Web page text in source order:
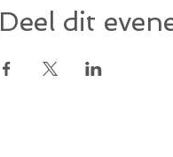
Deel dit